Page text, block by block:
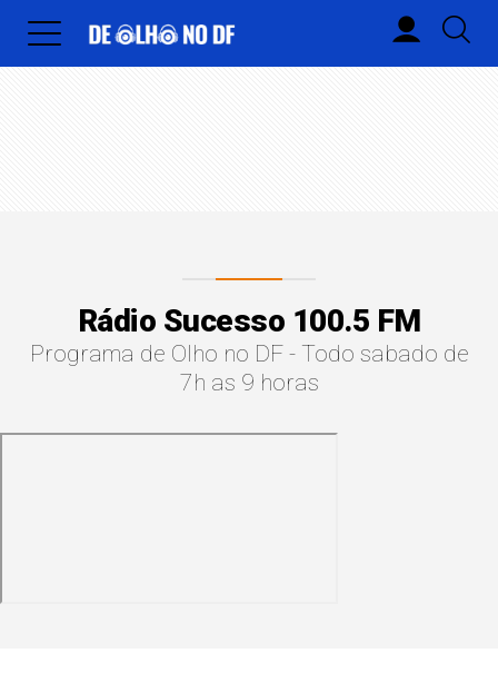
Rádio Sucesso 100.5 FM
Programa de Olho no DF - Todo sabado de
7h as 9 horas